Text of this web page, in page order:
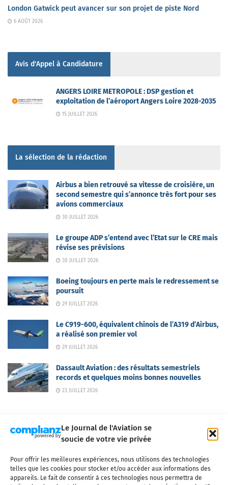
Le Journal de l'Aviation se
soucie de votre vie privée
Pour offrir les meilleures expériences, nous utilisons des technologies
telles que les cookies pour stocker et/ou accéder aux informations des
appareils. Le fait de consentir à ces technologies nous permettra de
London Gatwick peut avancer sur son projet de piste Nord
6 AOÛT 2026
Avis d'Appel à Candidature
ANGERS LOIRE METROPOLE : DSP gestion et
exploitation de l’aéroport Angers Loire 2028-2035
15 JUILLET 2026
La sélection de la rédaction
Airbus a bien retrouvé sa vitesse de croisière, un
second semestre qui s’annonce très fort pour ses
avions commerciaux
30 JUILLET 2026
Le groupe ADP s’entend avec l’Etat sur le CRE mais
révise ses prévisions
30 JUILLET 2026
Boeing toujours en perte mais le redressement se
poursuit
29 JUILLET 2026
Le C919-600, équivalent chinois de l’A319 d’Airbus,
a réalisé son premier vol
29 JUILLET 2026
Dassault Aviation : des résultats semestriels
records et quelques moins bonnes nouvelles
23 JUILLET 2026
Qui sommes-nous ? Nous contacter
Partenaires
Mentions légales
CGV Politique de confidentialité Cookies